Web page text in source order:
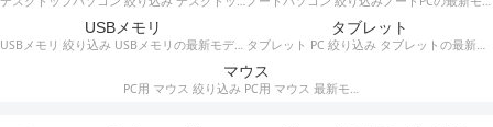
USBメモリ
USBメモリ 絞り込み USBメモリの最新モデルやスペック・仕様に関する情報。
タブレット
タブレット PC 絞り込み タブレットの最新モデルやスペック・仕様に関する情報。
マウス
PC用 マウス 絞り込み PC用 マウス 最新モデルやスペック・仕様に関する情報。ワイヤレスマウス、有線マウス、接続タイプなど。